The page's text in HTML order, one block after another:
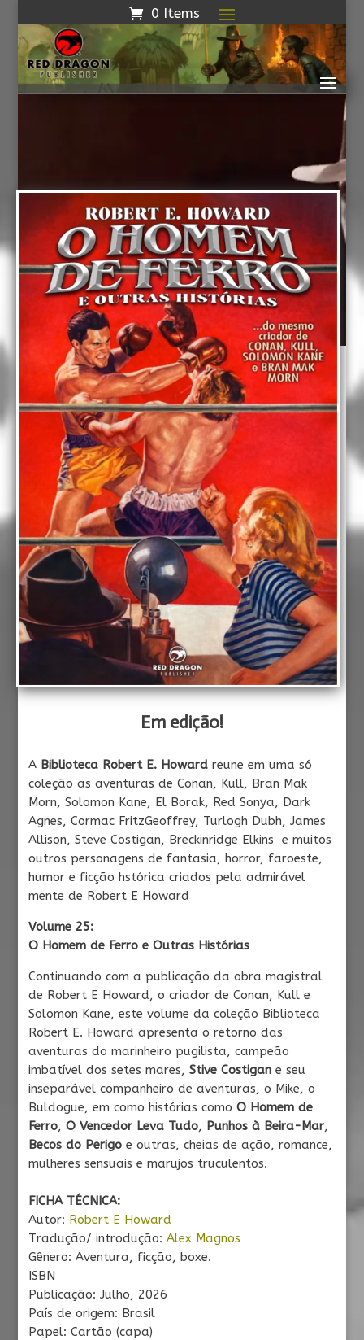
0 Items
Biblioteca
Robert E. Howard
Em edição!
ABiblioteca Robert E. Howardreune em uma só
coleção as aventuras de Conan, Kull, Bran Mak
Morn, Solomon Kane, El Borak, Red Sonya, Dark
Agnes, Cormac FritzGeoffrey, Turlogh Dubh, James
Allison, Steve Costigan, Breckinridge Elkins e muitos
outros personagens de fantasia, horror, faroeste,
humor e ficção hstórica criados pela admirável
mente de Robert E Howard
Volume 25:
O Homem de Ferro e Outras Histórias
Continuando com a publicação da obra magistral
de Robert E Howard, o criador de Conan, Kull e
Solomon Kane, este volume da coleção Biblioteca
Robert E. Howard apresenta o retorno das
aventuras do marinheiro pugilista, campeão
imbatível dos setes mares, Stive Costigane seu
inseparável companheiro de aventuras, o Mike, o
Buldogue, em como histórias como O Homem de
Ferro, O Vencedor Leva Tudo, Punhos à Beira-Mar,
Becos do Perigoe outras, cheias de ação, romance,
mulheres sensuais e marujos truculentos.
FICHA TÉCNICA:
Autor: Robert E Howard
Tradução/ introdução: Alex Magnos
Gênero: Aventura, ficção, boxe.
ISBN
Publicação: Julho, 2026
País de origem: Brasil
Papel: Cartão (capa)